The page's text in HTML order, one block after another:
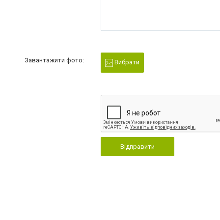
Завантажити фото: Вибрати
Відправити